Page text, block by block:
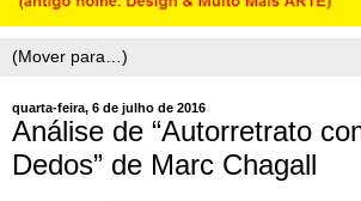
quarta-feira, 6 de julho de 2016
Análise de “Autorretrato
Dedos” de Marc Chagall